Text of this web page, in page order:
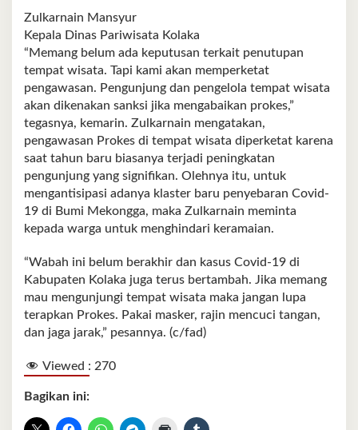
Zulkarnain Mansyur
Kepala Dinas Pariwisata Kolaka
“Memang belum ada keputusan terkait penutupan
tempat wisata. Tapi kami akan memperketat
pengawasan. Pengunjung dan pengelola tempat wisata
akan dikenakan sanksi jika mengabaikan prokes,”
tegasnya, kemarin. Zulkarnain mengatakan,
pengawasan Prokes di tempat wisata diperketat karena
saat tahun baru biasanya terjadi peningkatan
pengunjung yang signifikan. Olehnya itu, untuk
mengantisipasi adanya klaster baru penyebaran Covid-
19 di Bumi Mekongga, maka Zulkarnain meminta
kepada warga untuk menghindari keramaian.
“Wabah ini belum berakhir dan kasus Covid-19 di
Kabupaten Kolaka juga terus bertambah. Jika memang
mau mengunjungi tempat wisata maka jangan lupa
terapkan Prokes. Pakai masker, rajin mencuci tangan,
dan jaga jarak,” pesannya. (c/fad)
Viewed : 270
Bagikan ini: